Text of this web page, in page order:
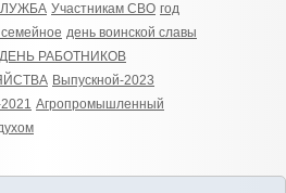
Участникам СВО год
день воинской славы
ДЕНЬ РАБОТНИКОВ
Выпускной-2023
Агропромышленный